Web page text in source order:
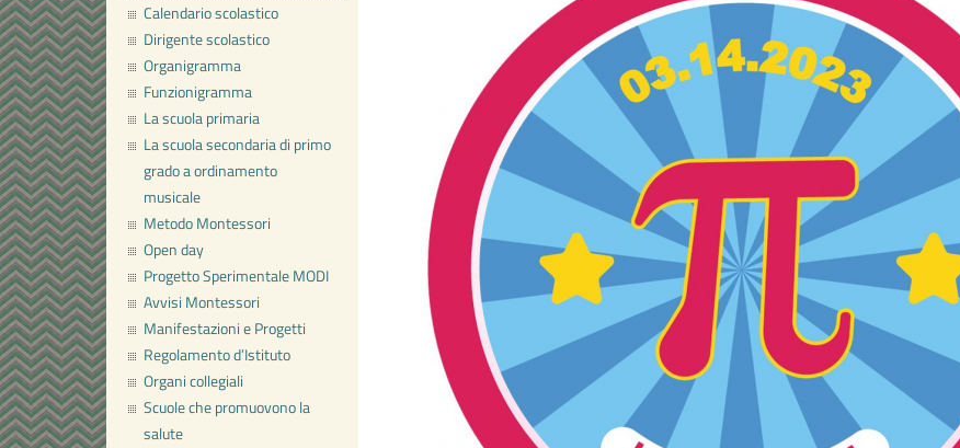
Calendario scolastico
Dirigente scolastico
Organigramma
Funzionigramma
La scuola primaria
La scuola secondaria di primo
grado a ordinamento
musicale
Metodo Montessori
Open day
Progetto Sperimentale MODI
Avvisi Montessori
Manifestazioni e Progetti
Regolamento d’Istituto
Organi collegiali
Scuole che promuovono la
salute